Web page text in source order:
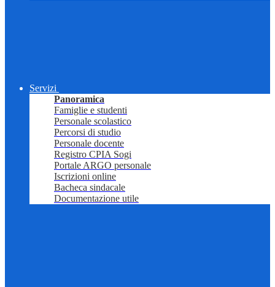
Servizi
Panoramica
Famiglie e studenti
Personale scolastico
Percorsi di studio
Personale docente
Registro CPIA Sogi
Portale ARGO personale
Iscrizioni online
Bacheca sindacale
Documentazione utile